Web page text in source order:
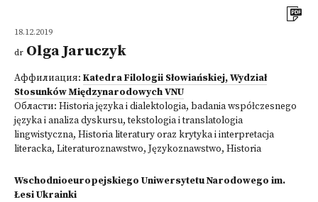
18.12.2019
dr Olga Jaruczyk
Аффилиация: Katedra Filologii Słowiańskiej, Wydział
Stosunków Międzynarodowych VNU
Области: Historia języka i dialektologia, badania współczesnego
języka i analiza dyskursu, tekstologia i translatologia
lingwistyczna, Historia literatury oraz krytyka i interpretacja
literacka, Literaturoznawstwo, Językoznawstwo, Historia
Wschodnioeuropejskiego Uniwersytetu Narodowego im.
Łesi Ukrainki